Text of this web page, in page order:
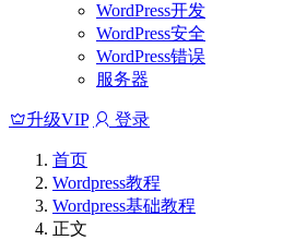
WordPress开发
WordPress安全
WordPress错误
服务器
升级VIP 登录
首页
Wordpress教程
Wordpress基础教程
正文